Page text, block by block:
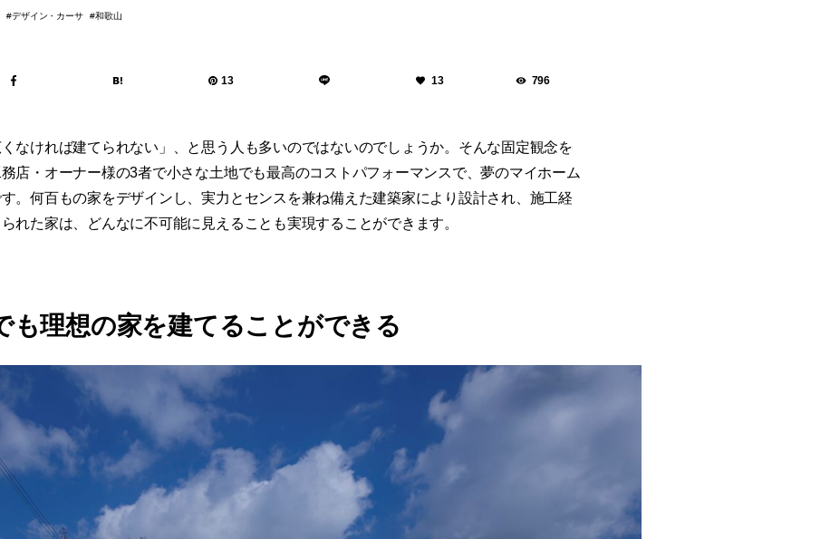
デザイン・カーサ 和歌山
13 13 796
くなければ建てられない」、と思う人も多いのではないのでしょうか。そんな固定観念を
店・オーナー様の3者で小さな土地でも最高のコストパフォーマンスで、夢のマイホーム
。何百もの家をデザインし、実力とセンスを兼ね備えた建築家により設計され、施工経
れた家は、どんなに不可能に見えることも実現することができます。
も理想の家を建てることができる